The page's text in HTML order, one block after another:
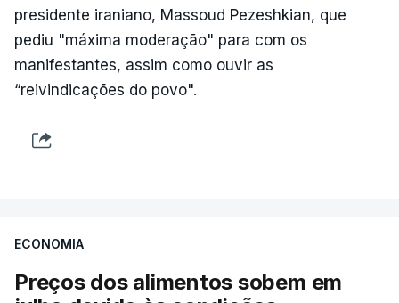
presidente iraniano, Massoud Pezeshkian, que
pediu "máxima moderação" para com os
manifestantes, assim como ouvir as
“reivindicações do povo".
ECONOMIA
Preços dos alimentos sobem em